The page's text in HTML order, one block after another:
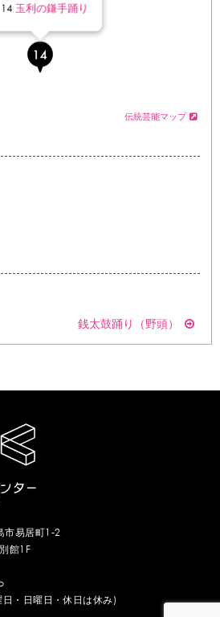
14 玉利の鎌手踊り
伝統芸能マップ
銭太鼓踊り（野頭）
市易居町1-2
館1F
・日曜日・休日は休み)